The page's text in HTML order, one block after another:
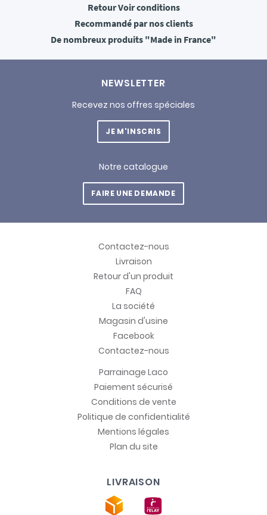
RetourVoir conditions
Recommandépar nos clients
De nombreux produits "Made in France"
NEWSLETTER
Recevez nos offres spéciales
JE M'INSCRIS
Notre catalogue
FAIRE UNE DEMANDE
Contactez-nous
Livraison
Retour d'un produit
FAQ
La société
Magasin d'usine
Facebook
Contactez-nous
Parrainage Laco
Paiement sécurisé
Conditions de vente
Politique de confidentialité
Mentions légales
Plan du site
LIVRAISON